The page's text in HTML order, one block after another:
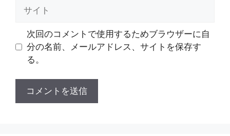
次回のコメントで使用するためブラウザーに自
分の名前、メールアドレス、サイトを保存す
る。